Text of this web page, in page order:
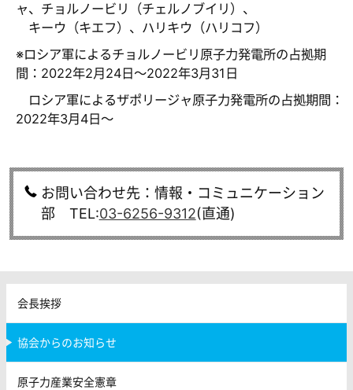
ャ、チョルノービリ（チェルノブイリ）、
キーウ（キエフ）、ハリキウ（ハリコフ）
※ロシア軍によるチョルノービリ原子力発電所の占拠期
間：2022年2月24日～2022年3月31日
ロシア軍によるザポリージャ原子力発電所の占拠期間：
2022年3月4日～
お問い合わせ先：情報・コミュニケーション
部 TEL:03-6256-9312(直通)
会長挨拶
協会からのお知らせ
原子力産業安全憲章